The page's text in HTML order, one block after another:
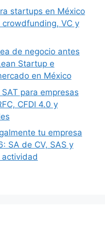
startups en México
VC y
de negocio antes
Startup e
en México
para empresas
CFDI 4.0 y
tu empresa
SA de CV, SAS y